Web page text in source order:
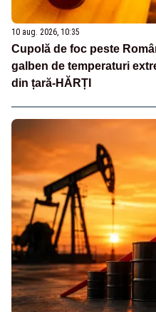
10 aug. 2026, 10:35
Cupolă de foc peste
galben de temperaturi
din țară-HĂRȚI